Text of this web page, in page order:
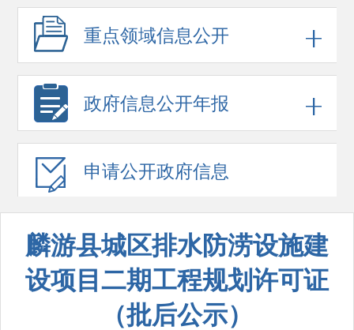
重点领域信息公开
政府信息公开年报
申请公开政府信息
麟游县城区排水防涝设施建
设项目二期工程规划许可证
（批后公示）